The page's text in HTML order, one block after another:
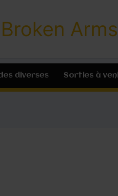
Broken
diverses Sorties à